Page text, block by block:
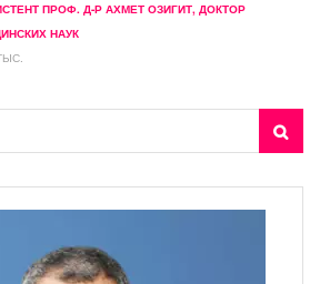
ПРОФ. Д-Р АХМЕТ ОЗИГИТ, ДОКТОР
НАУК